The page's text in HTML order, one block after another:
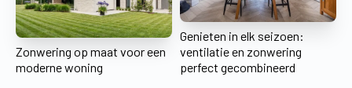
Zonwering op maat voor een
moderne woning
Genieten in elk seizoen:
ventilatie en zonwering
perfect gecombineerd